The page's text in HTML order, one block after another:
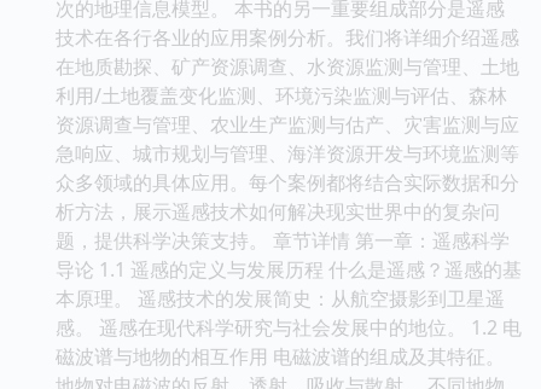
次的地理信息模型。 本书的另一重要组成部分是遥感
技术在各行各业的应用案例分析。我们将详细介绍遥感
在地质勘探、矿产资源调查、水资源监测与管理、土地
利用/土地覆盖变化监测、环境污染监测与评估、森林
资源调查与管理、农业生产监测与估产、灾害监测与应
急响应、城市规划与管理、海洋资源开发与环境监测等
众多领域的具体应用。每个案例都将结合实际数据和分
析方法，展示遥感技术如何解决现实世界中的复杂问
题，提供科学决策支持。 章节详情 第一章：遥感科学
导论 1.1 遥感的定义与发展历程 什么是遥感？遥感的基
本原理。 遥感技术的发展简史：从航空摄影到卫星遥
感。 遥感在现代科学研究与社会发展中的地位。 1.2 电
磁波谱与地物的相互作用 电磁波谱的组成及其特征。